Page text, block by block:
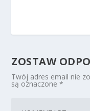
ZOSTAW
Twój adres email nie
są oznaczone*